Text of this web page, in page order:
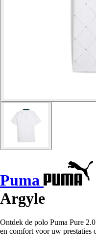
Puma
Argyle
Ontdek de polo Puma Pure
en comfort voor uw prestaties